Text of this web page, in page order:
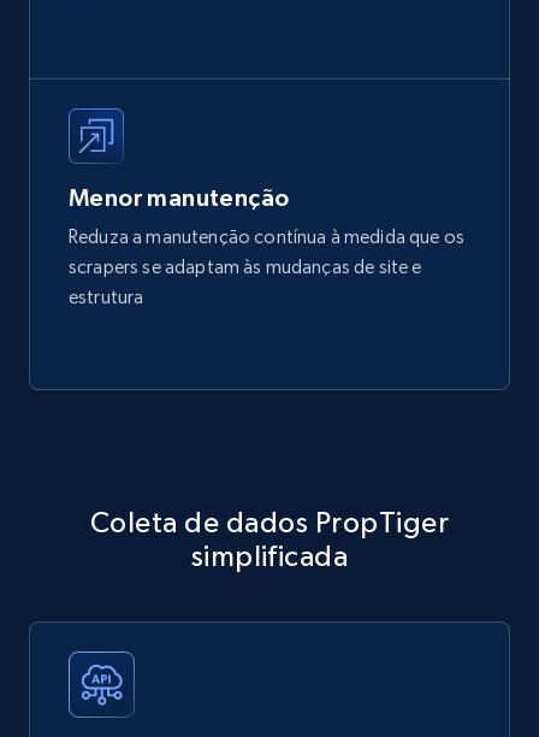
Menor manutenção
Reduza a manutenção contínua à medida que os
scrapers se adaptam às mudanças de site e
estrutura
Coleta de dados PropTiger
simplificada